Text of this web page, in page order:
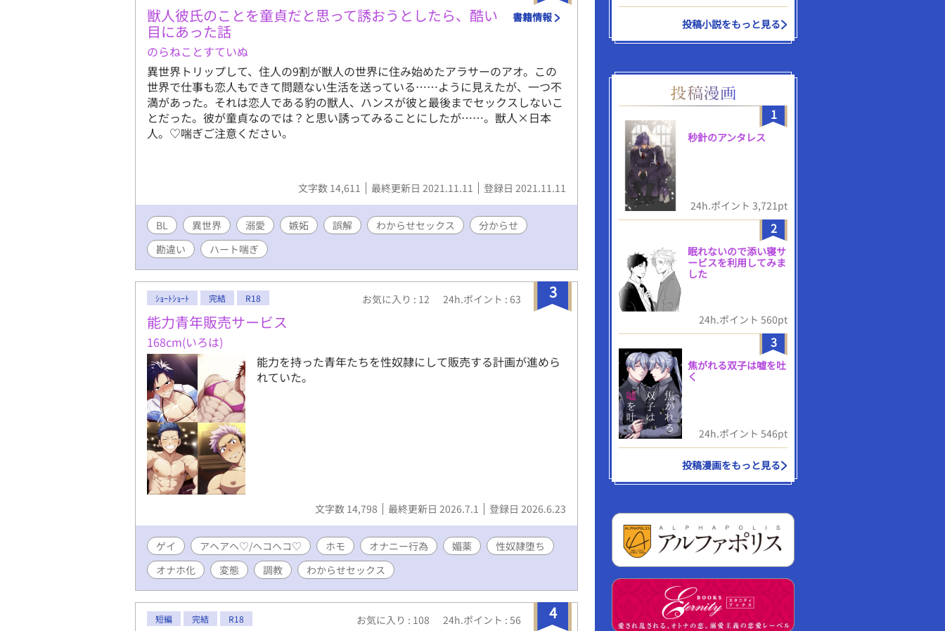
獣人彼氏のことを童貞だと思って誘おうとしたら、酷い
目にあった話
のらねことすていぬ
書籍情報
異世界トリップして、住人の9割が獣人の世界に住み始めたアラサーのアオ。この
世界で仕事も恋人もできて問題ない生活を送っている……ように見えたが、一つ不
満があった。それは恋人である豹の獣人、ハンスが彼と最後までセックスしないこ
とだった。彼が童貞なのでは？と思い誘ってみることにしたが……。獣人×日本
人。♡喘ぎご注意ください。
文字数 14,611 最終更新日 2021.11.11 登録日 2021.11.11
BL 異世界 溺愛 嫉妬 誤解 わからせセックス
分からせ
勘違い
ハート喘ぎ
3
ｼｮｰﾄｼｮｰﾄ 完結 R18 お気に入り : 12 24h.ポイント : 63
能力青年販売サービス
168cm(いろは)
能力を持った青年たちを性奴隷にして販売する計画が進めら
れていた。
文字数 14,798 最終更新日 2026.7.1 登録日 2026.6.23
ゲイ アヘアヘ♡/ヘコヘコ♡ ホモ オナニー行為 媚薬
性奴隷堕ち
オナホ化
変態 調教 わからせセックス
4
短編 完結 R18 お気に入り : 108 24h.ポイント : 56
投稿小説をもっと見る
1
秒針のアンタレス
24h.ポイント 3,721pt
2
眠れないので添い寝サ
ービスを利用してみま
した
24h.ポイント 560pt
3
焦がれる双子は嘘を吐
く
24h.ポイント 546pt
投稿漫画をもっと見る